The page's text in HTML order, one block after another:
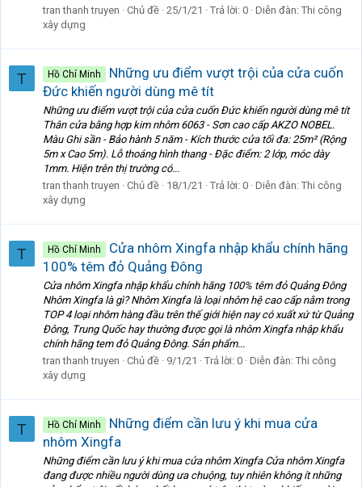
tran thanh truyen
Chủ đề 25/1/21 Trả lời: 0 Diễn đàn: Thi công
xây dựng
T Hồ Chí Minh
Những ưu điểm vượt trội của cửa cuốn
Đức khiến người dùng mê tít
Những ưu điểm vượt trội của cửa cuốn Đức khiến người dùng mê tít
Thân cửa bằng hợp kim nhôm 6063 - Sơn cao cấp AKZO NOBEL.
Màu Ghi sần - Bảo hành 5 năm - Kích thước cửa tối đa: 25m² (Rộng
5m x Cao 5m). Lỗ thoáng hình thang - Đặc điểm: 2 lớp, móc dày
1mm. Hiện trên thị trường có...
tran thanh truyen
Chủ đề 18/1/21 Trả lời: 0 Diễn đàn: Thi công
xây dựng
T Hồ Chí Minh
Cửa nhôm Xingfa nhập khẩu chính hãng
100% têm đỏ Quảng Đông
Cửa nhôm Xingfa nhập khẩu chính hãng 100% têm đỏ Quảng Đông
Nhôm Xingfa là gì? Nhôm Xingfa là loại nhôm hệ cao cấp nằm trong
TOP 4 loại nhôm hàng đầu trên thế giới hiện nay có xuất xứ từ Quảng
Đông, Trung Quốc hay thường được gọi là nhôm Xingfa nhập khẩu
chính hãng tem đỏ Quảng Đông. Sản phẩm...
tran thanh truyen
Chủ đề 9/1/21 Trả lời: 0 Diễn đàn: Thi công
xây dựng
T Hồ Chí Minh
Những điểm cần lưu ý khi mua cửa
nhôm Xingfa
Những điểm cần lưu ý khi mua cửa nhôm Xingfa Cửa nhôm Xingfa
đang được nhiều người dùng ưa chuộng, tuy nhiên không ít những